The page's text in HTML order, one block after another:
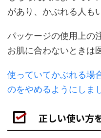
があり、かぶれる人も
パッケージの使用上の
お肌に合わないときは
使っていてかぶれる場
のをやめるようにしま
正しい使い方